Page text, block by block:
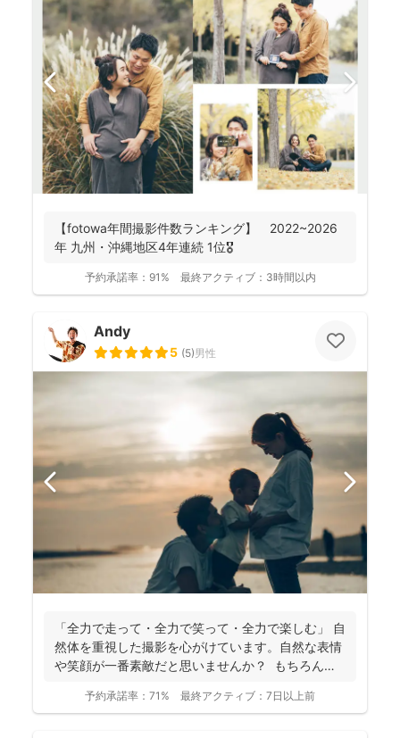
【fotowa年間撮影件数ランキング】 2022~2026
年 九州・沖縄地区4年連続 1位🎖️
予約承諾率： 91% 最終アクティブ： 3時間以内
Andy
5 (5)男性
「全力で走って・全力で笑って・全力で楽しむ」 自
然体を重視した撮影を心がけています。自然な表情
や笑顔が一番素敵だと思いませんか？ もちろん、
予約承諾率： 71% 最終アクティブ： 7日以上前